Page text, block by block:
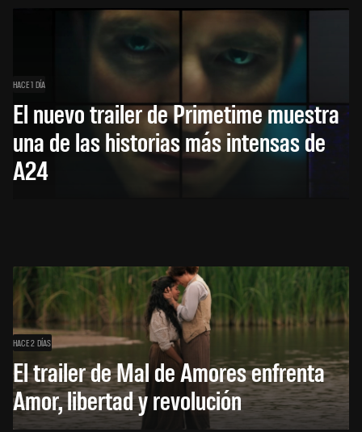
HACE 1 DÍA
El nuevo trailer de Primetime muestra
una de las historias más intensas de
A24
HACE 2 DÍAS
El trailer de Mal de Amores enfrenta
Amor, libertad y revolución